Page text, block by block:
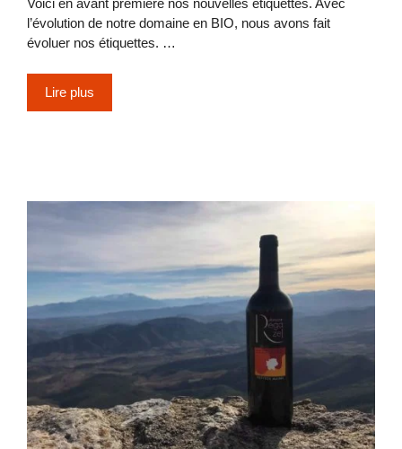
Voici en avant première nos nouvelles étiquettes. Avec
l’évolution de notre domaine en BIO, nous avons fait
évoluer nos étiquettes. …
Lire plus